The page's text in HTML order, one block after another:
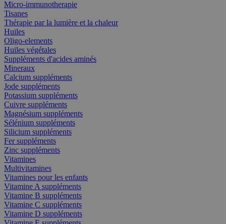
Micro-immunotherapie
Tisanes
Thérapie par la lumière et la chaleur
Huiles
Oligo-elements
Huiles végétales
Suppléments d'acides aminés
Mineraux
Calcium suppléments
Jode suppléments
Potassium suppléments
Cuivre suppléments
Magnésium suppléments
Sélénium suppléments
Silicium suppléments
Fer suppléments
Zinc suppléments
Vitamines
Multivitamines
Vitamines pour les enfants
Vitamine A suppléments
Vitamine B suppléments
Vitamine C suppléments
Vitamine D suppléments